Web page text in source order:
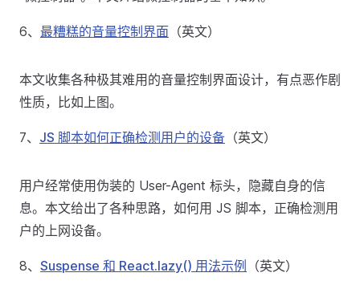
6、 最糟糕的音量控制界面 （英文）
本文收集各种极其难用的音量控制界面设计，有点恶作剧
性质，比如上图。
7、 JS 脚本如何正确检测用户的设备 （英文）
用户经常使用伪装的 User-Agent 标头，隐藏自身的信
息。本文给出了各种思路，如何用 JS 脚本，正确检测用
户的上网设备。
8、 Suspense 和 React.lazy() 用法示例 （英文）